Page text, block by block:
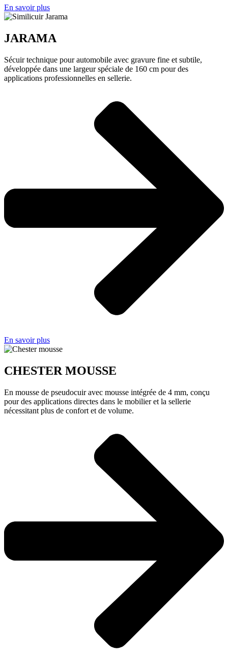
En savoir plus
JARAMA
Sécuir technique pour automobile avec gravure fine et subtile,
développée dans une largeur spéciale de 160 cm pour des
applications professionnelles en sellerie.
En savoir plus
CHESTER MOUSSE
En mousse de pseudocuir avec mousse intégrée de 4 mm, conçu
pour des applications directes dans le mobilier et la sellerie
nécessitant plus de confort et de volume.